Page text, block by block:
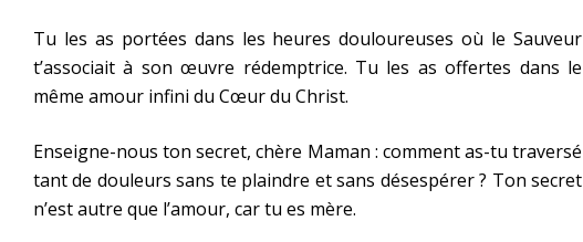
Tu les as portées dans les heures douloureuses où le Sauveur
t’associait à son œuvre rédemptrice. Tu les as offertes dans le
même amour infini du Cœur du Christ.
Enseigne-nous ton secret, chère Maman : comment as-tu traversé
tant de douleurs sans te plaindre et sans désespérer ? Ton secret
n’est autre que l’amour, car tu es mère.